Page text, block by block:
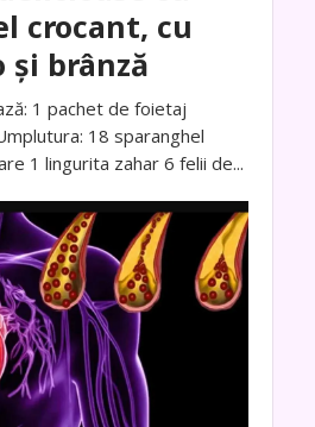
crocant, cu
brânză
1 pachet de foietaj
18 sparanghel
1 lingurita zahar 6 felii de...